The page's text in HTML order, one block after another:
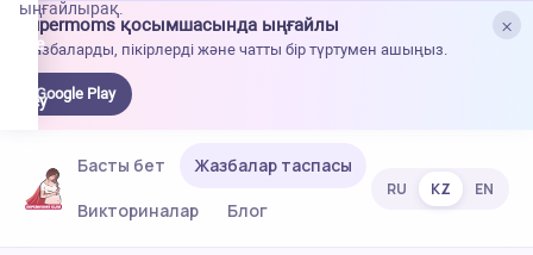
×
Supermoms қосымшасында ыңғайлы
Жазбаларды, пікірлерді және чатты бір түртумен ашыңыз.
Google Play
ыңғайлырақ.
Басты бет
Жазбалар таспасы
Викториналар
Блог
RU KZ EN